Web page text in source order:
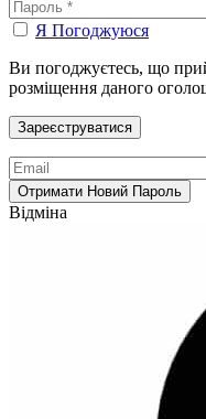
Я Погоджуюся
Ви погоджуєтесь, що
розміщення даного
Відміна